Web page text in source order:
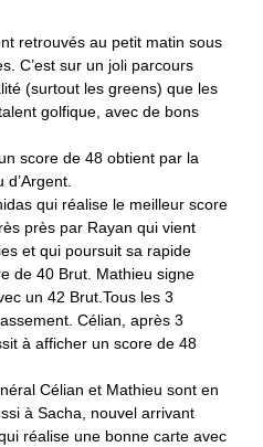
retrouvés au petit matin sous
C’est sur un joli parcours
(surtout les greens) que les
golfique, avec de bons
score de 48 obtient par la
qui réalise le meilleur score
près par Rayan qui vient
et qui poursuit sa rapide
de 40 Brut. Mathieu signe
un 42 Brut.Tous les 3
Célian, après 3
à afficher un score de 48
Célian et Mathieu sont en
à Sacha, nouvel arrivant
réalise une bonne carte avec